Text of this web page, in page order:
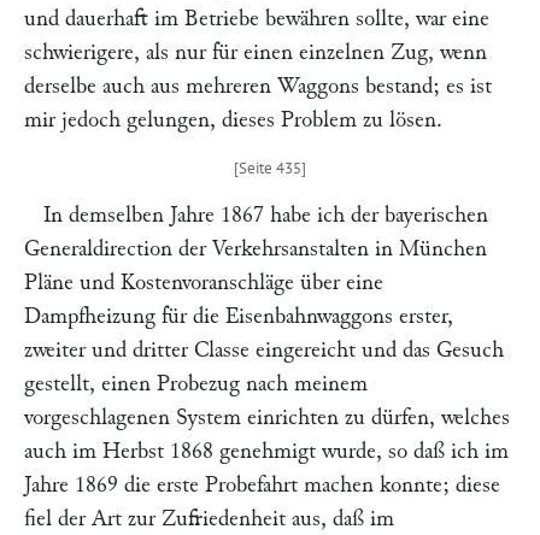
und dauerhaft im Betriebe bewähren sollte, war eine
schwierigere, als nur für einen einzelnen Zug, wenn
derselbe auch aus mehreren Waggons bestand; es ist
mir jedoch gelungen, dieses Problem zu lösen.
In demselben Jahre 1867 habe ich der bayerischen
Generaldirection der Verkehrsanstalten in München
Pläne und Kostenvoranschläge über eine
Dampfheizung für die Eisenbahnwaggons erster,
zweiter und dritter Classe eingereicht und das Gesuch
gestellt, einen Probezug nach meinem
vorgeschlagenen System einrichten zu dürfen, welches
auch im Herbst 1868 genehmigt wurde, so daß ich im
Jahre 1869 die erste Probefahrt machen konnte; diese
fiel der Art zur Zufriedenheit aus, daß im